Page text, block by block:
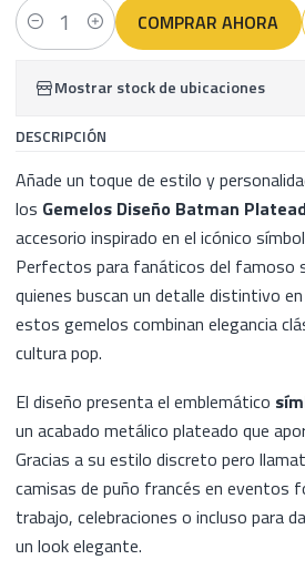
Cantidad COMPRAR AHORA
Mostrar stock de ubicaciones
DESCRIPCIÓN
Añade un toque de estilo y
los Gemelos Diseño Batman
accesorio inspirado en el icónico
Perfectos para fanáticos del famoso
quienes buscan un detalle distintivo
estos gemelos combinan elegancia
cultura pop.
El diseño presenta el emblemático
un acabado metálico plateado que
Gracias a su estilo discreto pero
camisas de puño francés en eventos
trabajo, celebraciones o incluso para
un look elegante.